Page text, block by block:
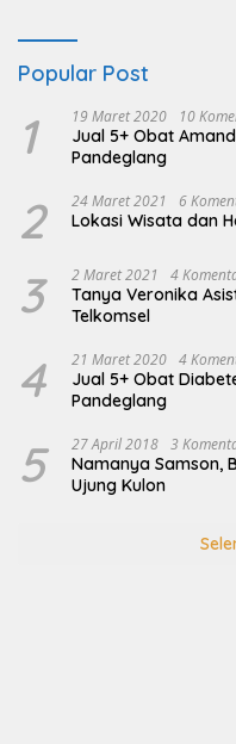
Popular Post
1 19 Maret 2020 10
Jual 5+ Obat
Pandeglang
2 24 Maret 2021 6
Lokasi Wisata dan
3 2 Maret 2021 4
Tanya Veronika
Telkomsel
4 21 Maret 2020 4
Jual 5+ Obat
Pandeglang
5 27 April 2018 3
Namanya Samson,
Ujung Kulon